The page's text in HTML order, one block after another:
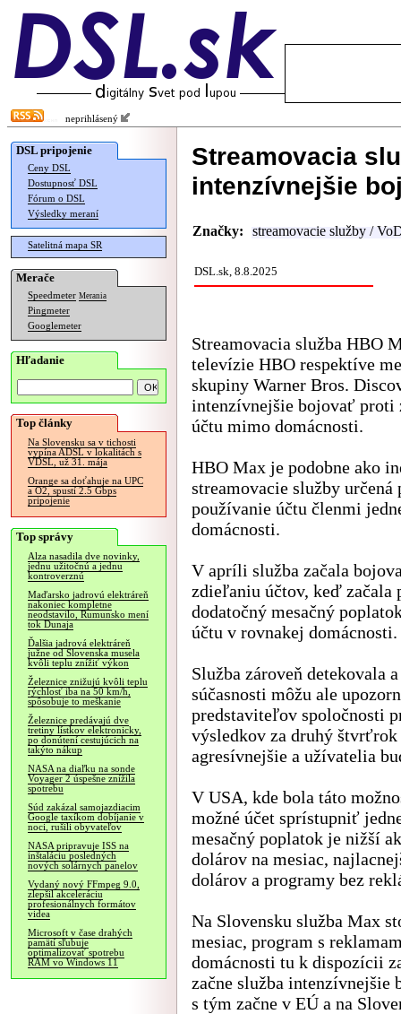
neprihlásený
DSL pripojenie
Ceny DSL
Dostupnosť DSL
Fórum o DSL
Výsledky meraní
Satelitná mapa SR
Merače
Speedmeter Merania
Pingmeter
Googlemeter
Hľadanie
Top články
Na Slovensku sa v tichosti
vypína ADSL v lokalitách s
VDSL, už 31. mája
Orange sa doťahuje na UPC
a O2, spustí 2.5 Gbps
pripojenie
Top správy
Alza nasadila dve novinky,
jednu užitočnú a jednu
kontroverznú
Maďarsko jadrovú elektráreň
nakoniec kompletne
neodstavilo, Rumunsko mení
tok Dunaja
Ďalšia jadrová elektráreň
južne od Slovenska musela
kvôli teplu znížiť výkon
Železnice znižujú kvôli teplu
rýchlosť iba na 50 km/h,
spôsobuje to meškanie
Železnice predávajú dve
tretiny lístkov elektronicky,
po donútení cestujúcich na
takýto nákup
NASA na diaľku na sonde
Voyager 2 úspešne znížila
spotrebu
Súd zakázal samojazdiacim
Google taxíkom dobíjanie v
noci, rušili obyvateľov
NASA pripravuje ISS na
inštaláciu posledných
nových solárnych panelov
Vydaný nový FFmpeg 9.0,
zlepšil akceleráciu
profesionálnych formátov
videa
Microsoft v čase drahých
pamätí sľubuje
optimalizovať spotrebu
RAM vo Windows 11
Streamovacia
intenzívnejšie
Značky: streamovacie služby /
DSL.sk, 8.8.2025
Streamovacia služba HBO
televízie HBO respektíve
skupiny Warner Bros.
intenzívnejšie bojovať proti
účtu mimo domácnosti.
HBO Max je podobne ako
streamovacie služby určená
používanie účtu členmi
domácnosti.
V apríli služba začala
zdieľaniu účtov, keď
dodatočný mesačný
účtu v rovnakej domácnosti.
Služba zároveň detekovala
súčasnosti môžu ale
predstaviteľov spoločnosti
výsledkov za druhý štvrťrok
agresívnejšie a užívatelia
V USA, kde bola táto
možné účet sprístupniť
mesačný poplatok je nižší
dolárov na mesiac,
dolárov a programy bez
Na Slovensku služba Max
mesiac, program s
domácnosti tu k dispozícii
začne služba
s tým začne v EÚ a na